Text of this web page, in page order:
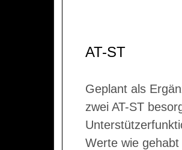
AT-ST
Geplant als
zwei AT-ST
Werte wie